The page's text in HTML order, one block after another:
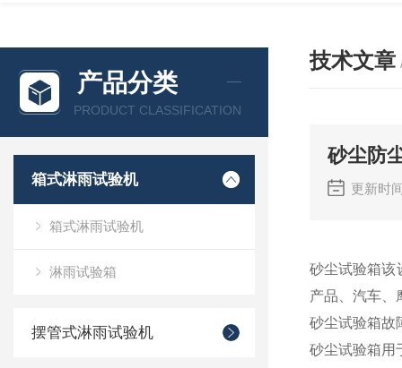
产品分类
PRODUCT CLASSIFICATION
箱式淋雨试验机
箱式淋雨试验机
淋雨试验箱
摆管式淋雨试验机
技术文章
砂尘防
更新时
砂尘试验箱该
产品、汽车、
砂尘试验箱故
砂尘试验箱用